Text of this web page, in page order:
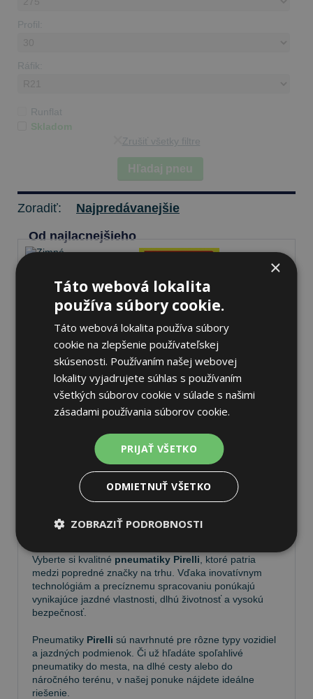
Profil:
Ráfik:
Runflat
Skladom
Zrušiť všetky filtre
Hľadaj pneu
Zoradiť:
Najpredávanejšie
Od najlacnejšieho
Pirelli P ZERO WINTER 2
275/30 R21 98 W Zimné
A C 71 dB
Nie je skladom Sledovať naskladnenie
Pneumatiky Pirelli – kvalita a
spoľahlivosť na každej ceste
Vyberte si kvalitné pneumatiky Pirelli , ktoré patria
medzi popredné značky na trhu. Vďaka inovatívnym
technológiám a precíznemu spracovaniu ponúkajú
vynikajúce jazdné vlastnosti, dlhú životnosť a vysokú
bezpečnosť.
Pneumatiky Pirelli sú navrhnuté pre rôzne typy vozidiel
a jazdných podmienok. Či už hľadáte spoľahlivé
pneumatiky do mesta, na dlhé cesty alebo do
náročného terénu, v našej ponuke nájdete ideálne
riešenie.
×
Táto webová lokalita
používa súbory cookie.
Táto webová lokalita používa súbory
cookie na zlepšenie používateľskej
skúsenosti. Používaním našej webovej
lokality vyjadrujete súhlas s používaním
všetkých súborov cookie v súlade s našimi
zásadami používania súborov cookie.
PRIJAŤ VŠETKO
ODMIETNUŤ VŠETKO
ZOBRAZIŤ PODROBNOSTI